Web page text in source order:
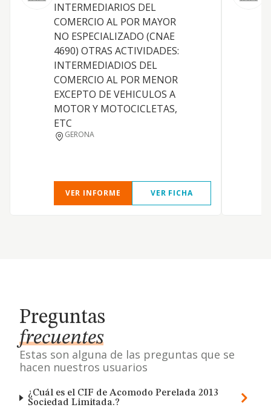
INTERMEDIARIOS DEL
COMERCIO AL POR MAYOR
NO ESPECIALIZADO (CNAE
4690) OTRAS ACTIVIDADES:
INTERMEDIADIOS DEL
COMERCIO AL POR MENOR
EXCEPTO DE VEHICULOS A
MOTOR Y MOTOCICLETAS,
ETC
GERONA
VER INFORME VER FICHA
Preguntas
frecuentes
Estas son alguna de las preguntas que se
hacen nuestros usuarios
¿Cuál es el CIF de Acomodo Perelada 2013
Sociedad Limitada.?